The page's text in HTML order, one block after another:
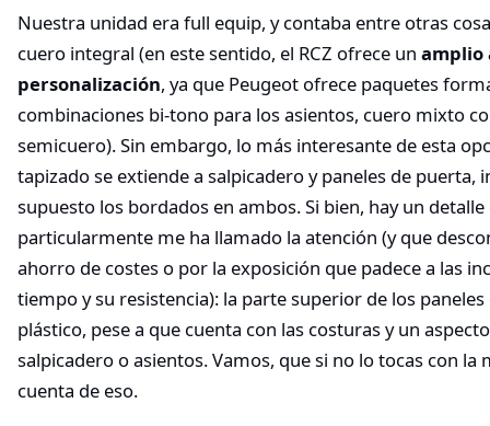
Nuestra unidad era full equip, y contaba entre otras
cuero integral (en este sentido, el RCZ ofrece un amplio
personalización, ya que Peugeot ofrece paquetes
combinaciones bi-tono para los asientos, cuero mixto
semicuero). Sin embargo, lo más interesante de esta
tapizado se extiende a salpicadero y paneles de puerta,
supuesto los bordados en ambos. Si bien, hay un detalle
particularmente me ha llamado la atención (y que
ahorro de costes o por la exposición que padece a las
tiempo y su resistencia): la parte superior de los
plástico, pese a que cuenta con las costuras y un
salpicadero o asientos. Vamos, que si no lo tocas con la
cuenta de eso.